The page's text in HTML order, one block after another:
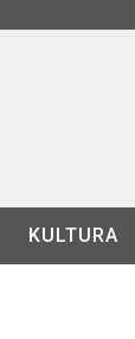
KULTURA